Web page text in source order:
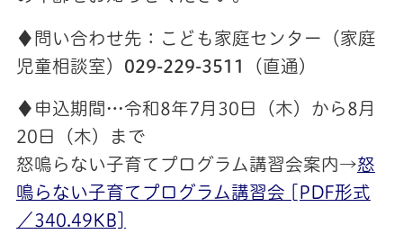
♦問い合わせ先：こども家庭センター（家庭
児童相談室） 029-229-3511 （直通）
♦申込期間…令和8年7月30日（木）から8月
20日（木）まで
怒鳴らない子育てプログラム講習会案内→怒
鳴らない子育てプログラム講習会 [PDF形式
／340.49KB]